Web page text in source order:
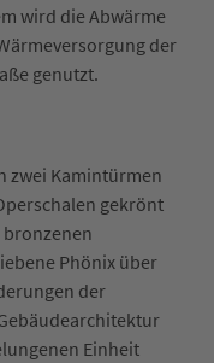
wird die Abwärme
der
genutzt.
zwei Kamintürmen
gekrönt
Phönix über
der
Einheit